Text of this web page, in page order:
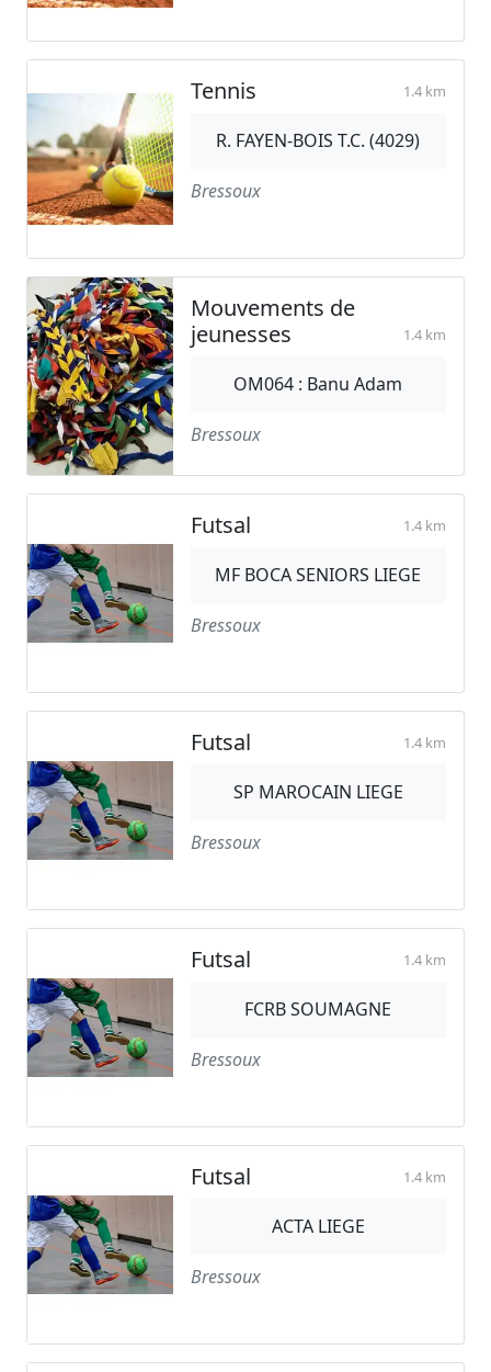
Tennis 1.4 km
R. FAYEN-BOIS T.C. (4029)
Bressoux
Mouvements de
jeunesses
1.4 km
OM064 : Banu Adam
Bressoux
Futsal 1.4 km
MF BOCA SENIORS LIEGE
Bressoux
Futsal 1.4 km
SP MAROCAIN LIEGE
Bressoux
Futsal 1.4 km
FCRB SOUMAGNE
Bressoux
Futsal 1.4 km
ACTA LIEGE
Bressoux